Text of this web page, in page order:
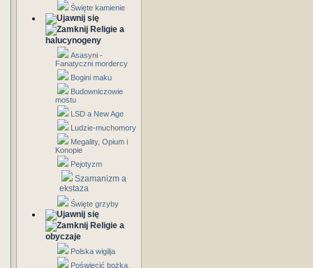
Święte kamienie
Religie a
halucynogeny
Asasyni -
Fanatyczni mordercy
Bogini maku
Budowniczowie
mostu
LSD a New Age
Ludzie-muchomory
Megality, Opium i
Konopie
Pejotyzm
Szamanizm a
ekstaza
Święte grzyby
Religie a
obyczaje
Polska wigilja
Poświęcić bożka,